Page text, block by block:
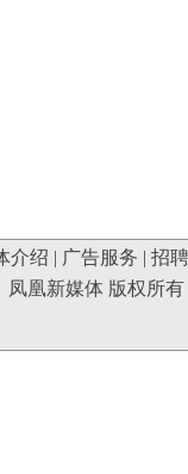
介绍 | 广告服务 | 招
凤凰新媒体 版权所